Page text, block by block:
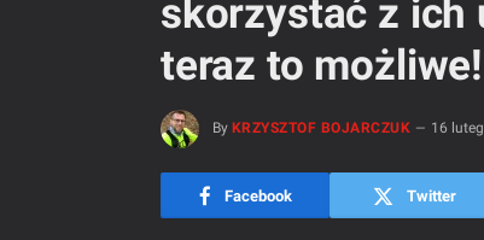
skorzystać z ich
teraz to możliwe!
By KRZYSZTOF BOJARCZUK 16
Facebook Twitter